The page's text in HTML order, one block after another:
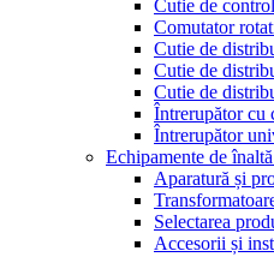
Cutie de control
Comutator
Cutie de
Cutie de
Cutie de
Întrerupător cu
Întrerupător
Echipamente de
Aparatură și
Selectarea
Accesorii și